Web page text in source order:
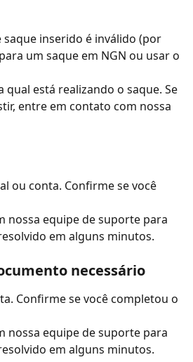
inserido é inválido (por
um saque em NGN ou usar o
está realizando o saque. Se
entre em contato com nossa
ou conta. Confirme se você
nossa equipe de suporte para
em alguns minutos.
necessário
Confirme se você completou o
nossa equipe de suporte para
em alguns minutos.